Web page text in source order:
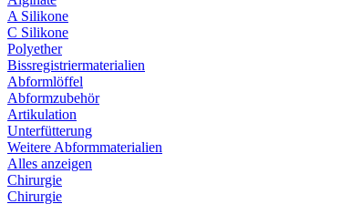
A Silikone
C Silikone
Polyether
Bissregistriermaterialien
Abformlöffel
Abformzubehör
Artikulation
Unterfütterung
Weitere Abformmaterialien
Alles anzeigen
Chirurgie
Chirurgie